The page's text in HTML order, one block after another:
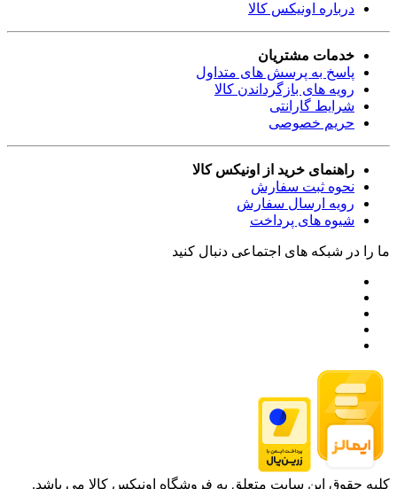
درباره اونیکس کالا
خدمات مشتریان
پاسخ به پرسش های متداول
رویه های بازگرداندن کالا
شرایط گارانتی
حریم خصوصی
راهنمای خرید از اونیکس کالا
نحوه ثبت سفارش
رویه ارسال سفارش
شیوه های پرداخت
ما را در شبکه های اجتماعی دنبال کنید
کلیه حقوق این سایت متعلق به فروشگاه اونیکس کالا می باشد.